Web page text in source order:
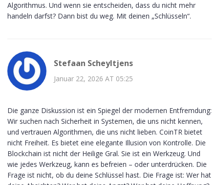
Algorithmus. Und wenn sie entscheiden, dass du nicht mehr
handeln darfst? Dann bist du weg. Mit deinen „Schlüsseln“.
Stefaan Scheyltjens
Januar 22, 2026 AT 05:25
Die ganze Diskussion ist ein Spiegel der modernen Entfremdung:
Wir suchen nach Sicherheit in Systemen, die uns nicht kennen,
und vertrauen Algorithmen, die uns nicht lieben. CoinTR bietet
nicht Freiheit. Es bietet eine elegante Illusion von Kontrolle. Die
Blockchain ist nicht der Heilige Gral. Sie ist ein Werkzeug. Und
wie jedes Werkzeug, kann es befreien – oder unterdrücken. Die
Frage ist nicht, ob du deine Schlüssel hast. Die Frage ist: Wer hat